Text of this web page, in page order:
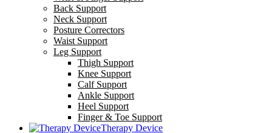
Back Support
Neck Support
Posture Correctors
Waist Support
Leg Support
Thigh Support
Knee Support
Calf Support
Ankle Support
Heel Support
Finger & Toe Support
Therapy Device